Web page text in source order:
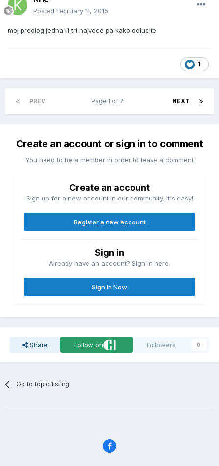
Posted February 11, 2015
moj predlog jedna ili tri najvece pa kako odlucite
1
PREV NEXT
Page 1 of 7
Create an account or sign in to comment
You need to be a member in order to leave a comment
Create an account
Sign up for a new account in our community. It's easy!
Register a new account
Sign in
Already have an account? Sign in here.
Sign In Now
Share Follow on Followers 0
Go to topic listing